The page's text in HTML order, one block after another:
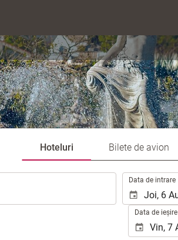
Hoteluri Bilete de avion
Data de intrare
Data de ieșire